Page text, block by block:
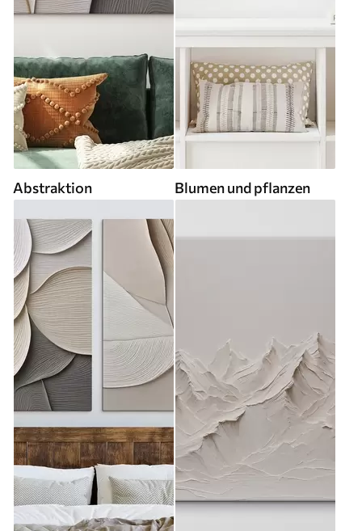
Abstraktion Blumen und pflanzen